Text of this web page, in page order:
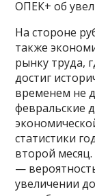
ОПЕК+ об
На стороне
также
рынку труда,
достиг
временем не
февральские
статистики
второй
—
увеличении